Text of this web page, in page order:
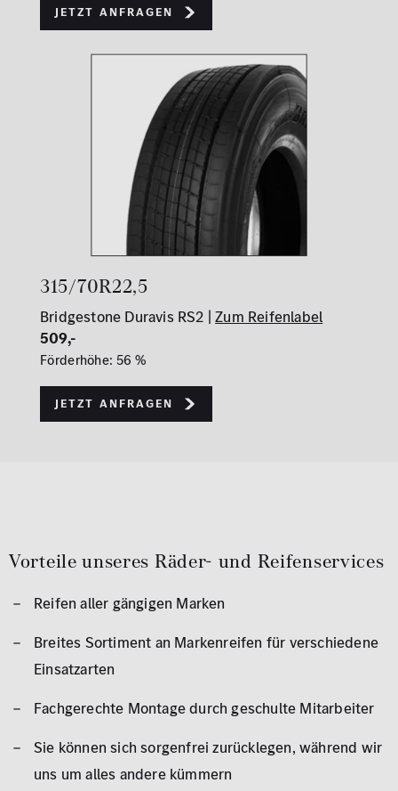
Jetzt Anfragen
315/70R22,5
Bridgestone Duravis RS2 |Zum Reifenlabel
509,-
Förderhöhe: 56 %
Jetzt Anfragen
Vorteile unseres Räder- und Reifenservices
Reifen aller gängigen Marken
Breites Sortiment an Markenreifen für verschiedene
Einsatzarten
Fachgerechte Montage durch geschulte Mitarbeiter
Sie können sich sorgenfrei zurücklegen, während wir
uns um alles andere kümmern